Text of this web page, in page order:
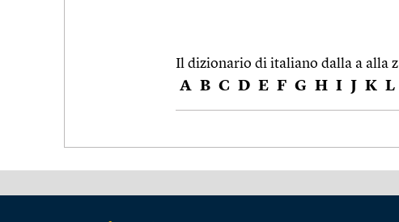
Il dizionario di italiano dalla a alla z
A B C D E F G H I J K L